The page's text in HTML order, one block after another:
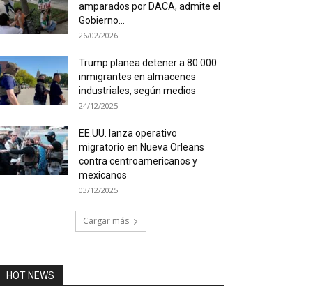
amparados por DACA, admite el
Gobierno...
26/02/2026
Trump planea detener a 80.000
inmigrantes en almacenes
industriales, según medios
24/12/2025
EE.UU. lanza operativo
migratorio en Nueva Orleans
contra centroamericanos y
mexicanos
03/12/2025
Cargar más
HOT NEWS